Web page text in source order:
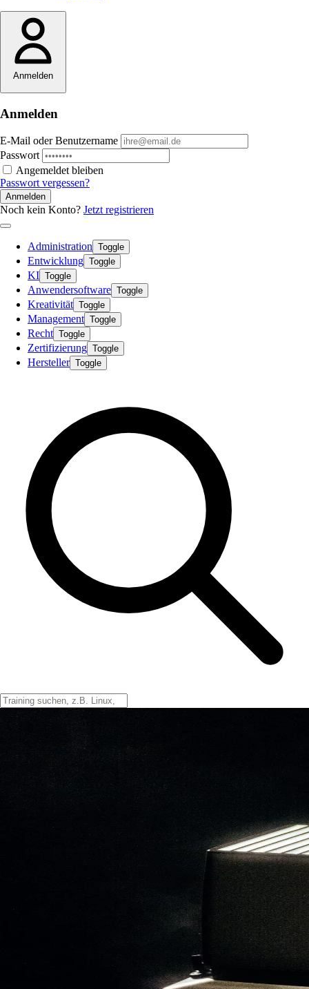
Anmelden
Anmelden
E-Mail oder Benutzername
Passwort
Angemeldet bleiben
Passwort vergessen?
Anmelden
Noch kein Konto? Jetzt registrieren
Administration Toggle
Entwicklung Toggle
KI Toggle
Anwendersoftware Toggle
Kreativität Toggle
Management Toggle
Recht Toggle
Zertifizierung Toggle
Hersteller Toggle